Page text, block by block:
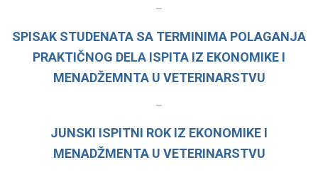
–
SPISAK STUDENATA SA TERMINIMA POLAGANJA
PRAKTIČNOG DELA ISPITA IZ EKONOMIKE I
MENADŽEMNTA U VETERINARSTVU
–
JUNSKI ISPITNI ROK IZ EKONOMIKE I
MENADŽMENTA U VETERINARSTVU